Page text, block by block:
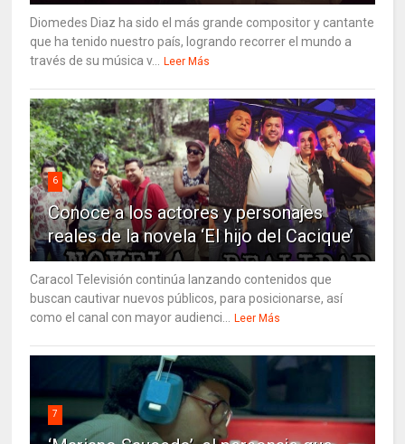
Diomedes Diaz ha sido el más grande compositor y cantante
que ha tenido nuestro país, logrando recorrer el mundo a
través de su música v... Leer Más
6
Conoce a los actores y personajes
reales de la novela ‘El hijo del Cacique’
Caracol Televisión continúa lanzando contenidos que
buscan cautivar nuevos públicos, para posicionarse, así
como el canal con mayor audienci... Leer Más
7